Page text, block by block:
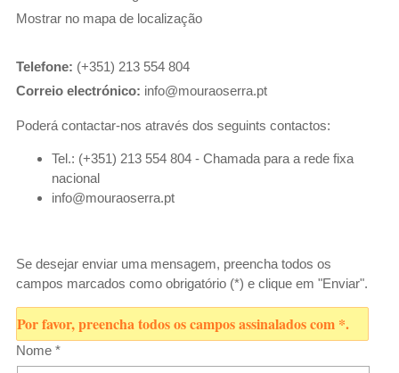
Mostrar no mapa de localização
Telefone: (+351) 213 554 804
Correio electrónico: info@mouraoserra.pt
Poderá contactar-nos através dos seguints contactos:
Tel.: (+351) 213 554 804 - Chamada para a rede fixa
nacional
info@mouraoserra.pt
Se desejar enviar uma mensagem, preencha todos os
campos marcados como obrigatório (*) e clique em "Enviar".
Por favor, preencha todos os campos assinalados com *.
Nome *